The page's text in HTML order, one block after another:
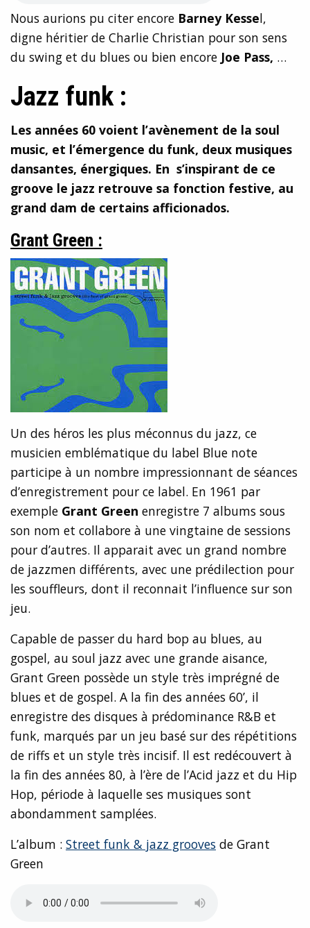
Nous aurions pu citer encore Barney Kessel,
digne héritier de Charlie Christian pour son sens
du swing et du blues ou bien encore Joe Pass, …
Jazz funk :
Les années 60 voient l’avènement de la soul
music, et l’émergence du funk, deux musiques
dansantes, énergiques. En s’inspirant de ce
groove le jazz retrouve sa fonction festive, au
grand dam de certains afficionados.
Grant Green :
Un des héros les plus méconnus du jazz, ce
musicien emblématique du label Blue note
participe à un nombre impressionnant de séances
d’enregistrement pour ce label. En 1961 par
exemple Grant Green enregistre 7 albums sous
son nom et collabore à une vingtaine de sessions
pour d’autres. Il apparait avec un grand nombre
de jazzmen différents, avec une prédilection pour
les souffleurs, dont il reconnait l’influence sur son
jeu.
Capable de passer du hard bop au blues, au
gospel, au soul jazz avec une grande aisance,
Grant Green possède un style très imprégné de
blues et de gospel. A la fin des années 60’, il
enregistre des disques à prédominance R&B et
funk, marqués par un jeu basé sur des répétitions
de riffs et un style très incisif. Il est redécouvert à
la fin des années 80, à l’ère de l’Acid jazz et du Hip
Hop, période à laquelle ses musiques sont
abondamment samplées.
L’album : Street funk & jazz grooves de Grant
Green